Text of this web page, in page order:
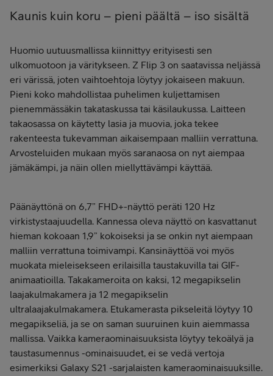
Kaunis kuin koru – pieni päältä – iso sisältä
Huomio uutuusmallissa kiinnittyy erityisesti sen
ulkomuotoon ja väritykseen. Z Flip 3 on saatavissa neljässä
eri värissä, joten vaihtoehtoja löytyy jokaiseen makuun.
Pieni koko mahdollistaa puhelimen kuljettamisen
pienemmässäkin takataskussa tai käsilaukussa. Laitteen
takaosassa on käytetty lasia ja muovia, joka tekee
rakenteesta tukevamman aikaisempaan malliin verrattuna.
Arvosteluiden mukaan myös saranaosa on nyt aiempaa
jämäkämpi, ja näin ollen miellyttävämpi käyttää.
Päänäyttönä on 6,7” FHD+-näyttö peräti 120 Hz
virkistystaajuudella. Kannessa oleva näyttö on kasvattanut
hieman kokoaan 1,9” kokoiseksi ja se onkin nyt aiempaan
malliin verrattuna toimivampi. Kansinäyttöä voi myös
muokata mieleisekseen erilaisilla taustakuvilla tai GIF-
animaatioilla. Takakameroita on kaksi, 12 megapikselin
laajakulmakamera ja 12 megapikselin
ultralaajakulmakamera. Etukamerasta pikseleitä löytyy 10
megapikseliä, ja se on saman suuruinen kuin aiemmassa
mallissa. Vaikka kameraominaisuuksista löytyy tekoälyä ja
taustasumennus -ominaisuudet, ei se vedä vertoja
esimerkiksi Galaxy S21 -sarjalaisten kameraominaisuuksille.